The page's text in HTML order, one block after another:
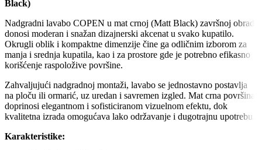
Black)
Nadgradni lavabo COPEN u mat crnoj (Matt Black) završnoj obradi
donosi moderan i snažan dizajnerski akcenat u svako kupatilo.
Okrugli oblik i kompaktne dimenzije čine ga odličnim izborom za
manja i srednja kupatila, kao i za prostore gde je potrebno efikasno
korišćenje raspoložive površine.
Zahvaljujući nadgradnoj montaži, lavabo se jednostavno postavlja
na ploču ili ormarić, uz uredan i savremen izgled. Mat crna površina
doprinosi elegantnom i sofisticiranom vizuelnom efektu, dok
kvalitetna izrada omogućava lako održavanje i dugotrajnu upotrebu.
Karakteristike: